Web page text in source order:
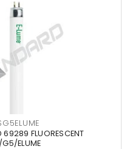
69289 FLUORESCENT
ELUME